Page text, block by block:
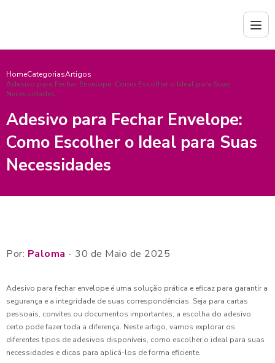
HomeCategoriasArtigos
Adesivo para Fechar Envelope: Como Escolher o Ideal para Suas
Necessidades
Adesivo para Fechar Envelope:
Como Escolher o Ideal para Suas
Necessidades
Por: Paloma - 30 de Maio de 2025
Adesivo para fechar envelope é uma solução prática e eficaz para garantir a
segurança e a integridade de suas correspondências. Seja para cartas
pessoais, convites ou documentos importantes, a escolha do adesivo
certo pode fazer toda a diferença. Neste artigo, vamos explorar os
diferentes tipos de adesivos disponíveis, como escolher o ideal para suas
necessidades e dicas para aplicá-los de forma eficiente.